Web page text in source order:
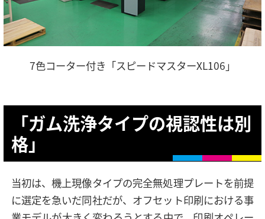
7色コーター付き「スピードマスターXL106」
「ガム洗浄タイプの視認性は別
格」
当初は、機上現像タイプの完全無処理プレートを前提
に選定を急いだ同社だが、オフセット印刷における事